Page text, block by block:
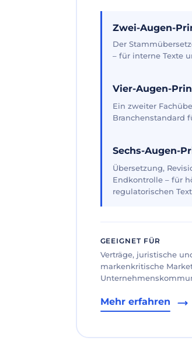
Zwei-Augen-
Der
– für interne Texte
Vier-Augen-
Ein zweiter
Branchenstandard
Sechs-Augen-
Übersetzung,
Endkontrolle – für
regulatorischen
GEEIGNET FÜR
Verträge, juristische
markenkritische
Mehr erfahren